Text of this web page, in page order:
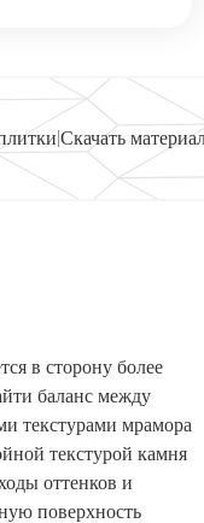
|Скачать
в сторону более
баланс между
текстурами мрамора
текстурой камня
оттенков и
поверхность